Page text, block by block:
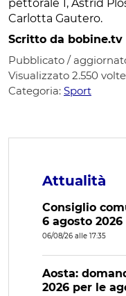
pettorale 1, Astrid
Carlotta Gautero.
Scritto da bobine.tv
Pubblicato /
Visualizzato 2.550 volte
Categoria: Sport
Attualità
Consiglio
6 agosto 2026
06/08/26 alle 17:35
Aosta:
2026 per le